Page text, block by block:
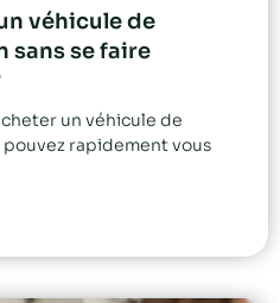
véhicule de
sans se faire
un véhicule de
pouvez rapidement vous